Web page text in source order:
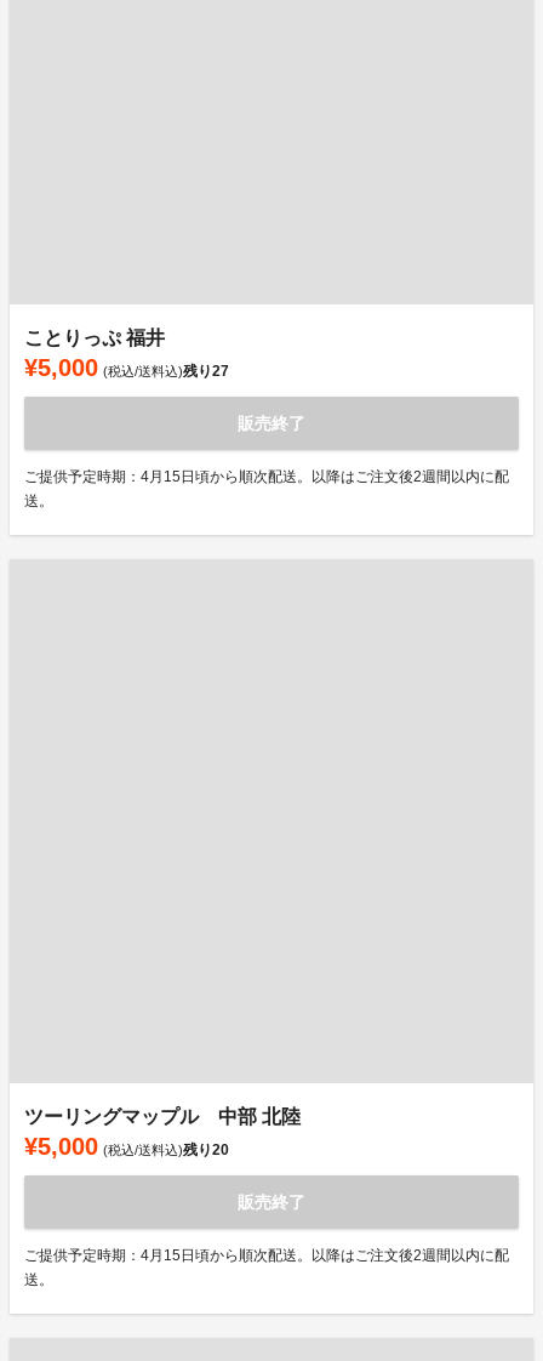
ことりっぷ 福井
¥5,000 (税込/送料込)残り27
販売終了
ご提供予定時期：4月15日頃から順次配送。以降はご注文後2週間以内に配
送。
ツーリングマップル 中部 北陸
¥5,000 (税込/送料込)残り20
販売終了
ご提供予定時期：4月15日頃から順次配送。以降はご注文後2週間以内に配
送。